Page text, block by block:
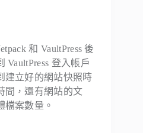
和 VaultPress 後
VaultPress 登入帳戶
建立好的網站快照時
間，還有網站的文
檔案數量。